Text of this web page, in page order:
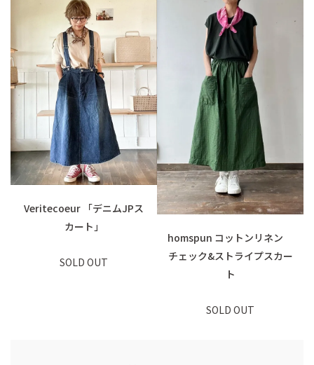
Veritecoeur 「デニムJPス
カート」
SOLD OUT
homspun コットンリネン
チェック&ストライプスカー
ト
SOLD OUT